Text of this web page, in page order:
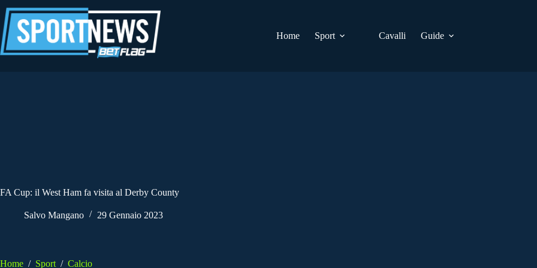
al
contenuto
Home
Sport Cavalli Guide
FA Cup: il West Ham fa visita al Derby County
Salvo Mangano 29 Gennaio 2023
Home / Sport / Calcio